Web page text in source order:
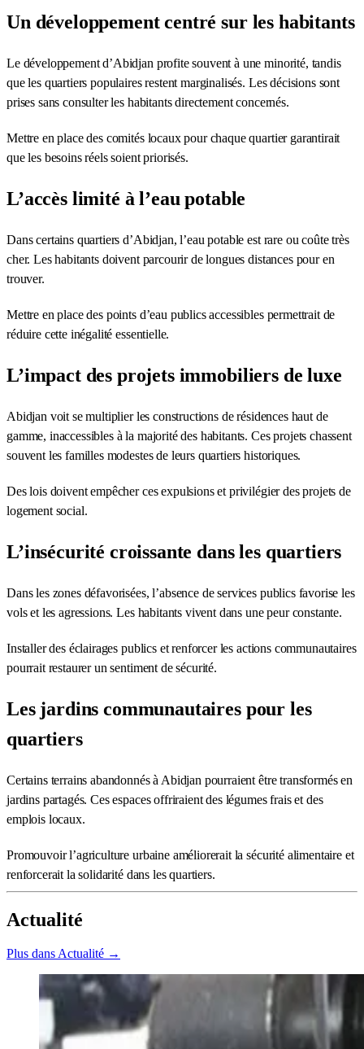
Un développement centré sur les habitants
Le développement d’Abidjan profite souvent à une minorité, tandis
que les quartiers populaires restent marginalisés. Les décisions sont
prises sans consulter les habitants directement concernés.
Mettre en place des comités locaux pour chaque quartier garantirait
que les besoins réels soient priorisés.
L’accès limité à l’eau potable
Dans certains quartiers d’Abidjan, l’eau potable est rare ou coûte très
cher. Les habitants doivent parcourir de longues distances pour en
trouver.
Mettre en place des points d’eau publics accessibles permettrait de
réduire cette inégalité essentielle.
L’impact des projets immobiliers de luxe
Abidjan voit se multiplier les constructions de résidences haut de
gamme, inaccessibles à la majorité des habitants. Ces projets chassent
souvent les familles modestes de leurs quartiers historiques.
Des lois doivent empêcher ces expulsions et privilégier des projets de
logement social.
L’insécurité croissante dans les quartiers
Dans les zones défavorisées, l’absence de services publics favorise les
vols et les agressions. Les habitants vivent dans une peur constante.
Installer des éclairages publics et renforcer les actions communautaires
pourrait restaurer un sentiment de sécurité.
Les jardins communautaires pour les
quartiers
Certains terrains abandonnés à Abidjan pourraient être transformés en
jardins partagés. Ces espaces offriraient des légumes frais et des
emplois locaux.
Promouvoir l’agriculture urbaine améliorerait la sécurité alimentaire et
renforcerait la solidarité dans les quartiers.
Actualité
Plus dans Actualité →